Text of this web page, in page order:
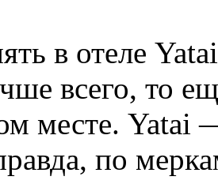
в отеле
всего, то
месте. Yatai
по